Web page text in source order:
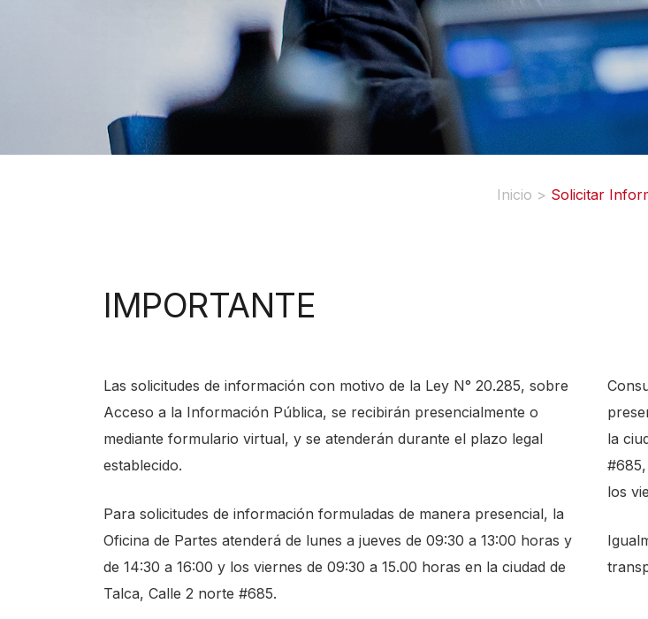
Inicio > Solicitar
IMPORTANTE
Las solicitudes de información con motivo de la Ley N° 20.285, sobre
Acceso a la Información Pública, se recibirán presencialmente o
mediante formulario virtual, y se atenderán durante el plazo legal
establecido.
Para solicitudes de información formuladas de manera presencial, la
Oficina de Partes atenderá de lunes a jueves de 09:30 a 13:00 horas y
de 14:30 a 16:00 y los viernes de 09:30 a 15.00 horas en la ciudad de
Talca, Calle 2 norte #685.
la
los